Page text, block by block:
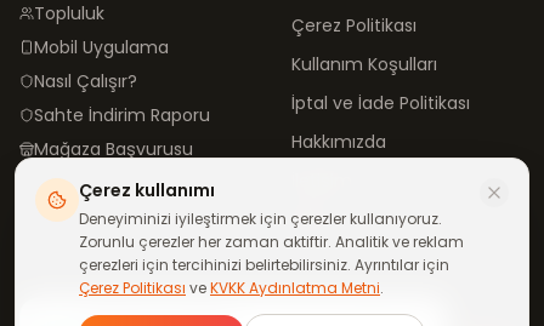
Topluluk
Mobil Uygulama
Nasıl Çalışır?
Sahte İndirim Raporu
Mağaza Başvurusu
Çerez Politikası
Kullanım Koşulları
İptal ve İade Politikası
Hakkımızda
Blog
©2026neindirimde.com · Türkiye'de ile yapıldı
Çerez kullanımı
Deneyiminizi iyileştirmek için çerezler kullanıyoruz.
Zorunlu çerezler her zaman aktiftir. Analitik ve reklam
çerezleri için tercihinizi belirtebilirsiniz. Ayrıntılar için
Çerez Politikası veKVKK Aydınlatma Metni.